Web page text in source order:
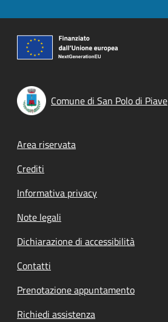
Comune di San Polo di Piave
Footer menu
Area riservata
Crediti
Informativa privacy
Note legali
Dichiarazione di accessibilità
Contatti
Prenotazione appuntamento
Richiedi assistenza